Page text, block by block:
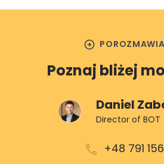
arrow_circle_right
Poznaj bliżej
Daniel
Director of BOT
+48 791